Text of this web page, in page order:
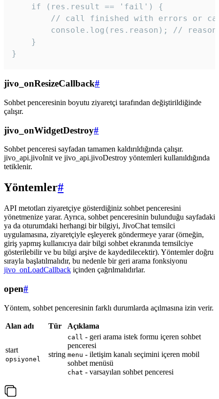
    if (res.result == 'fail') {
// call finished with errors or
console.log(res.reason); //
    }
}
jivo_onResizeCallback#
Sohbet penceresinin boyutu ziyaretçi tarafından değiştirildiğinde
çalışır.
jivo_onWidgetDestroy#
Sohbet penceresi sayfadan tamamen kaldırıldığında çalışır.
jivo_api.jivoInit ve jivo_api.jivoDestroy yöntemleri kullanıldığında
tetiklenir.
Yöntemler#
API metotları ziyaretçiye gösterdiğiniz sohbet penceresini
yönetmenize yarar. Ayrıca, sohbet penceresinin bulunduğu sayfadaki
ya da oturumdaki herhangi bir bilgiyi, JivoChat temsilci
uygulamasına, ziyaretçiyle eşleyerek göndermeye yarar (örneğin,
giriş yapmış kullanıcıya dair bilgi sohbet ekranında temsilciye
gösterilebilir ve bu bilgi arşive de kaydedilecektir). Yöntemler doğru
sırayla başlatılmalıdır, bu nedenle bir geri arama fonksiyonu
jivo_onLoadCallback içinden çağrılmalıdırlar.
open#
Yöntem, sohbet penceresinin farklı durumlarda açılmasına izin verir.
Alan adı Tür Açıklama
start
opsiyonel
string
call - geri arama istek formu içeren sohbet
penceresi
menu - iletişim kanalı seçimini içeren mobil
sohbet menüsü
chat - varsayılan sohbet penceresi